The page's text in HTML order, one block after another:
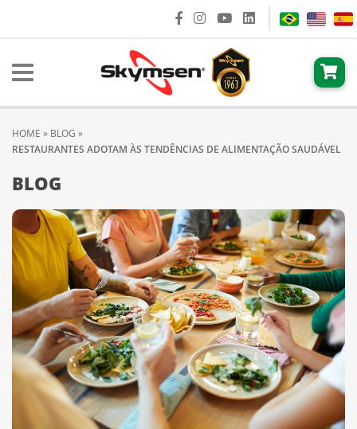
HOME » BLOG »
RESTAURANTES ADOTAM ÀS TENDÊNCIAS DE ALIMENTAÇÃO SAUDÁVEL
BLOG